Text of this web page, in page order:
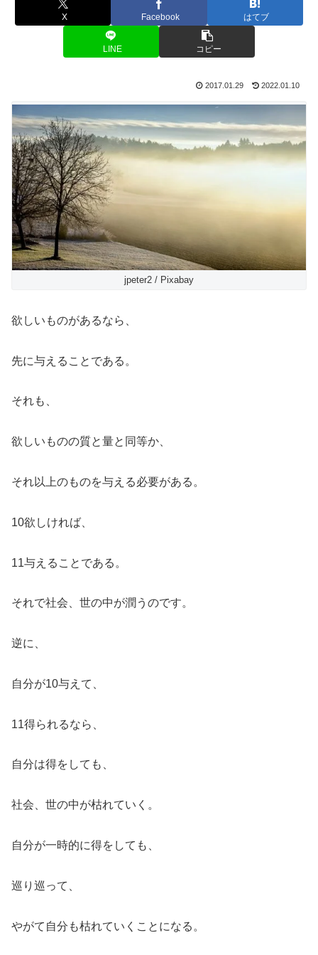
X Facebook はてブ
LINE コピー
2017.01.29 2022.01.10
jpeter2 / Pixabay
欲しいものがあるなら、
先に与えることである。
それも、
欲しいものの質と量と同等か、
それ以上のものを与える必要がある。
10欲しければ、
11与えることである。
それで社会、世の中が潤うのです。
逆に、
自分が10与えて、
11得られるなら、
自分は得をしても、
社会、世の中が枯れていく。
自分が一時的に得をしても、
巡り巡って、
やがて自分も枯れていくことになる。